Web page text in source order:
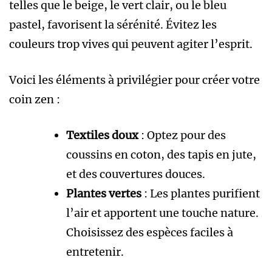
telles que le beige, le vert clair, ou le bleu
pastel, favorisent la sérénité. Évitez les
couleurs trop vives qui peuvent agiter l’esprit.
Voici les éléments à privilégier pour créer votre
coin zen :
Textiles doux: Optez pour des
coussins en coton, des tapis en jute,
et des couvertures douces.
Plantes vertes : Les plantes purifient
l’air et apportent une touche nature.
Choisissez des espèces faciles à
entretenir.